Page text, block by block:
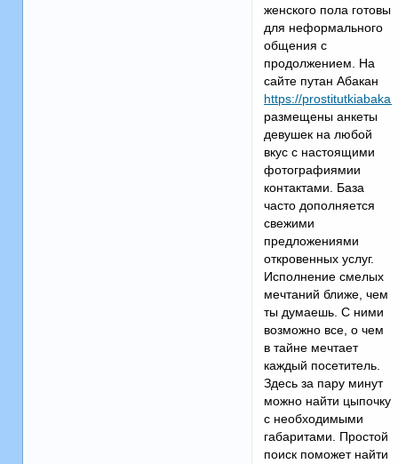
женского пола готовы
для неформального
общения с
продолжением. На
сайте путан Абакан
https://
размещены анкеты
девушек на любой
вкус с настоящими
фотографиямии
контактами. База
часто дополняется
свежими
предложениями
откровенных услуг.
Исполнение смелых
мечтаний ближе, чем
ты думаешь. С ними
возможно все, о чем
в тайне мечтает
каждый посетитель.
Здесь за пару минут
можно найти цыпочку
с необходимыми
габаритами. Простой
поиск поможет найти